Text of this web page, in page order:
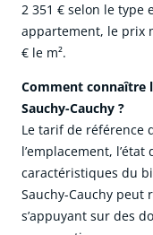
2 351 € selon le type
appartement, le prix
€ le m².
Comment connaître
Sauchy-Cauchy ?
Le tarif de référence
l’emplacement,
caractéristiques du
Sauchy-Cauchy peut
s’appuyant sur des